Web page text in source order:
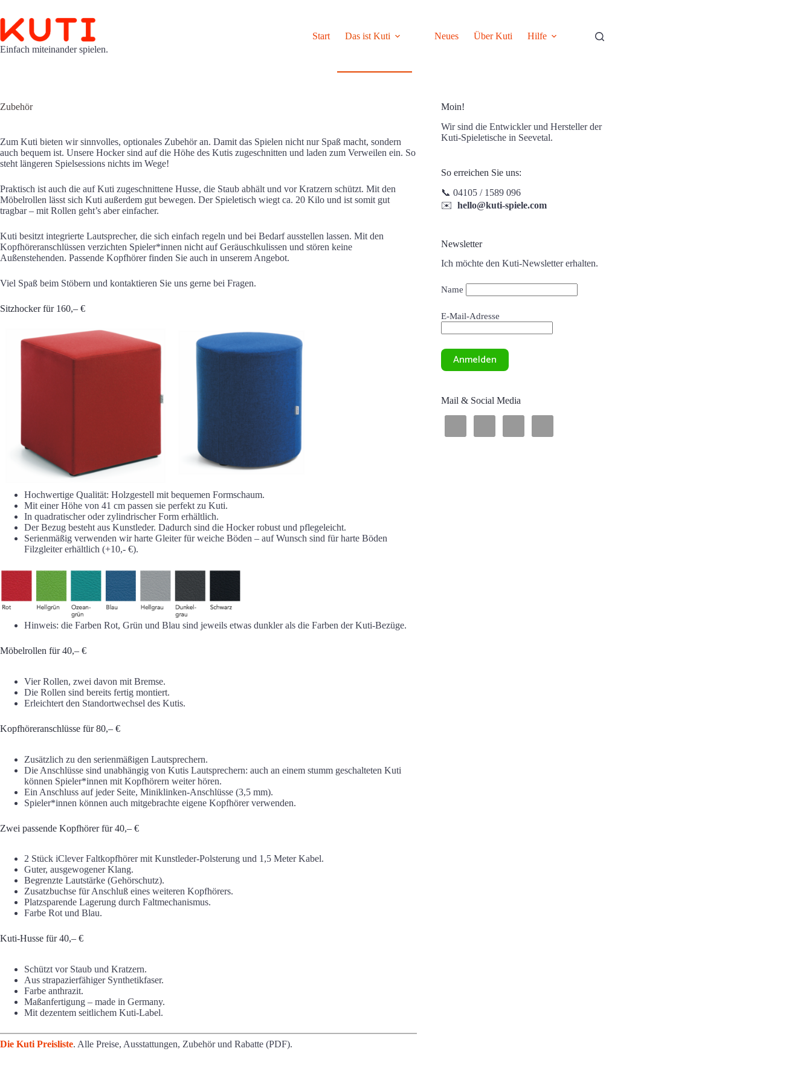
Inhalt
springen
Einfach miteinander spielen.
Start Das ist Kuti Neues Über Kuti Hilfe
Zubehör
Zum Kuti bieten wir sinnvolles, optionales Zubehör an. Damit das Spielen nicht nur Spaß macht, sondern
auch bequem ist. Unsere Hocker sind auf die Höhe des Kutis zugeschnitten und laden zum Verweilen ein. So
steht längeren Spielsessions nichts im Wege!
Praktisch ist auch die auf Kuti zugeschnittene Husse, die Staub abhält und vor Kratzern schützt. Mit den
Möbelrollen lässt sich Kuti außerdem gut bewegen. Der Spieletisch wiegt ca. 20 Kilo und ist somit gut
tragbar – mit Rollen geht’s aber einfacher.
Kuti besitzt integrierte Lautsprecher, die sich einfach regeln und bei Bedarf ausstellen lassen. Mit den
Kopfhöreranschlüssen verzichten Spieler*innen nicht auf Geräuschkulissen und stören keine
Außenstehenden. Passende Kopfhörer finden Sie auch in unserem Angebot.
Viel Spaß beim Stöbern und kontaktieren Sie uns gerne bei Fragen.
Sitzhocker für 160,– €
Hochwertige Qualität: Holzgestell mit bequemen Formschaum.
Mit einer Höhe von 41 cm passen sie perfekt zu Kuti.
In quadratischer oder zylindrischer Form erhältlich.
Der Bezug besteht aus Kunstleder. Dadurch sind die Hocker robust und pflegeleicht.
Serienmäßig verwenden wir harte Gleiter für weiche Böden – auf Wunsch sind für harte Böden
Filzgleiter erhältlich (+10,- €).
Hinweis: die Farben Rot, Grün und Blau sind jeweils etwas dunkler als die Farben der Kuti-Bezüge.
Möbelrollen für 40,– €
Vier Rollen, zwei davon mit Bremse.
Die Rollen sind bereits fertig montiert.
Erleichtert den Standortwechsel des Kutis.
Kopfhöreranschlüsse für 80,– €
Zusätzlich zu den serienmäßigen Lautsprechern.
Die Anschlüsse sind unabhängig von Kutis Lautsprechern: auch an einem stumm geschalteten Kuti
können Spieler*innen mit Kopfhörern weiter hören.
Ein Anschluss auf jeder Seite, Miniklinken-Anschlüsse (3,5 mm).
Spieler*innen können auch mitgebrachte eigene Kopfhörer verwenden.
Zwei passende Kopfhörer für 40,– €
2 Stück iClever Faltkopfhörer mit Kunstleder-Polsterung und 1,5 Meter Kabel.
Guter, ausgewogener Klang.
Begrenzte Lautstärke (Gehörschutz).
Zusatzbuchse für Anschluß eines weiteren Kopfhörers.
Platzsparende Lagerung durch Faltmechanismus.
Farbe Rot und Blau.
Kuti-Husse für 40,– €
Schützt vor Staub und Kratzern.
Aus strapazierfähiger Synthetikfaser.
Farbe anthrazit.
Maßanfertigung – made in Germany.
Mit dezentem seitlichem Kuti-Label.
Die Kuti Preisliste. Alle Preise, Ausstattungen, Zubehör und Rabatte (PDF).
Moin!
Wir sind die Entwickler und Hersteller der
Kuti-Spieletische in Seevetal.
So erreichen Sie uns:
📞 04105 / 1589 096
✉️ hello@kuti-spiele.com
Newsletter
Ich möchte den Kuti-Newsletter erhalten.
Name
E-Mail-Adresse
Mail & Social Media